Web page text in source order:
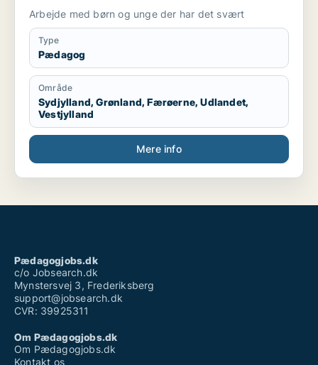
Arbejde med børn og unge der har det svært
Type
Pædagog
Område
Sydjylland, Grønland, Færøerne, Udlandet,
Vestjylland
Mere info
Pædagogjobs.dk
c/o Jobsearch.dk
Mynstersvej 3, Frederiksberg
support@jobsearch.dk
CVR: 39925311
Om Pædagogjobs.dk
Om Pædagogjobs.dk
Kontakt os